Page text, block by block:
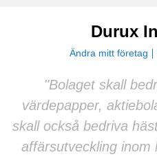
Durux
Ändra mitt företag
"Bolaget skall
värdepapper,
skall också bedriva
affärsutveckling inom